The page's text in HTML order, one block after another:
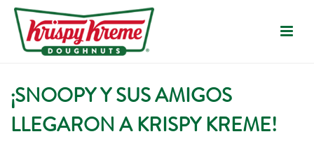
¡SNOOPY Y SUS AMIGOS
LLEGARON A KRISPY KREME!